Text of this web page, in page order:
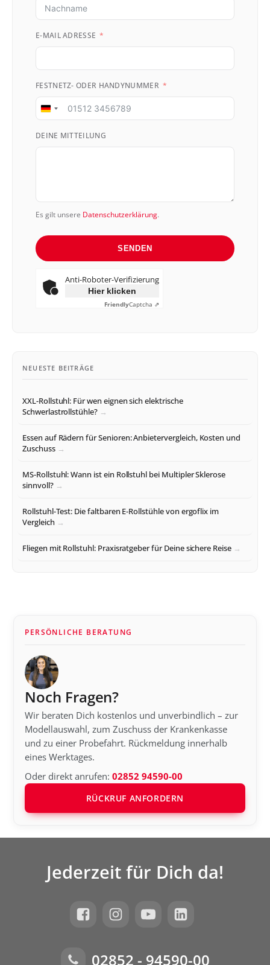
E-MAIL ADRESSE
FESTNETZ- ODER HANDYNUMMER
Germany
DEINE MITTEILUNG
Es gilt unsere Datenschutzerklärung.
SENDEN
Anti-Roboter-Verifizierung
Hier klicken
FriendlyCaptcha ⇗
NEUESTE BEITRÄGE
XXL-Rollstuhl: Für wen eignen sich elektrische
Schwerlastrollstühle?
Essen auf Rädern für Senioren: Anbietervergleich, Kosten und
Zuschuss
MS-Rollstuhl: Wann ist ein Rollstuhl bei Multipler Sklerose
sinnvoll?
Rollstuhl-Test: Die faltbaren E-Rollstühle von ergoflix im
Vergleich
Fliegen mit Rollstuhl: Praxisratgeber für Deine sichere Reise
PERSÖNLICHE BERATUNG
Noch Fragen?
Wir beraten Dich kostenlos und unverbindlich – zur
Modellauswahl, zum Zuschuss der Krankenkasse
und zu einer Probefahrt. Rückmeldung innerhalb
eines Werktages.
Oder direkt anrufen:02852 94590-00
RÜCKRUF ANFORDERN
Jederzeit für Dich da!
02852 - 94590-00